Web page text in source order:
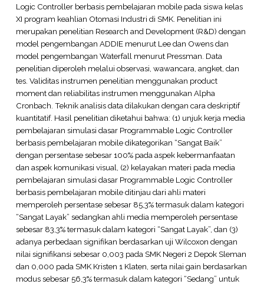
Logic Controller berbasis pembelajaran mobile pada siswa kelas
XI program keahlian Otomasi Industri di SMK. Penelitian ini
merupakan penelitian Research and Development (R&D) dengan
model pengembangan ADDIE menurut Lee dan Owens dan
model pengembangan Waterfall menurut Pressman. Data
penelitian diperoleh melalui observasi, wawancara, angket, dan
tes. Validitas instrumen penelitian menggunakan product
moment dan reliabilitas instrumen menggunakan Alpha
Cronbach. Teknik analisis data dilakukan dengan cara deskriptif
kuantitatif. Hasil penelitian diketahui bahwa: (1) unjuk kerja media
pembelajaran simulasi dasar Programmable Logic Controller
berbasis pembelajaran mobile dikategorikan “Sangat Baik”
dengan persentase sebesar 100% pada aspek kebermanfaatan
dan aspek komunikasi visual, (2) kelayakan materi pada media
pembelajaran simulasi dasar Programmable Logic Controller
berbasis pembelajaran mobile ditinjau dari ahli materi
memperoleh persentase sebesar 85,3% termasuk dalam kategori
“Sangat Layak” sedangkan ahli media memperoleh persentase
sebesar 83,3% termasuk dalam kategori “Sangat Layak”, dan (3)
adanya perbedaan signifikan berdasarkan uji Wilcoxon dengan
nilai signifikansi sebesar 0,003 pada SMK Negeri 2 Depok Sleman
dan 0,000 pada SMK Kristen 1 Klaten, serta nilai gain berdasarkan
modus sebesar 56,3% termasuk dalam kategori “Sedang” untuk